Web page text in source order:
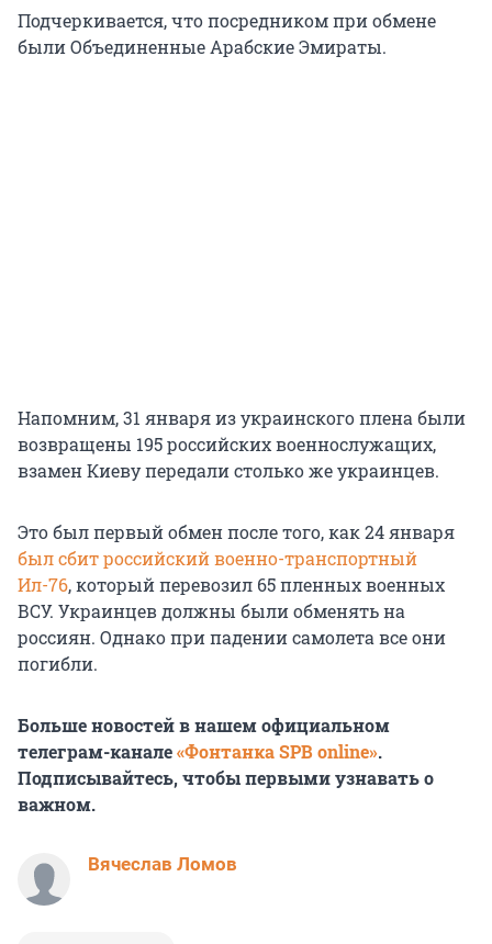
Подчеркивается, что посредником при обмене
были Объединенные Арабские Эмираты.
Напомним, 31 января из украинского плена были
возвращены 195 российских военнослужащих,
взамен Киеву передали столько же украинцев.
Это был первый обмен после того, как 24 января
был сбит российский военно-транспортный
Ил-76, который перевозил 65 пленных военных
ВСУ. Украинцев должны были обменять на
россиян. Однако при падении самолета все они
погибли.
Больше новостей в нашем официальном
телеграм-канале«Фонтанка SPB online».
Подписывайтесь, чтобы первыми узнавать о
важном.
Вячеслав Ломов